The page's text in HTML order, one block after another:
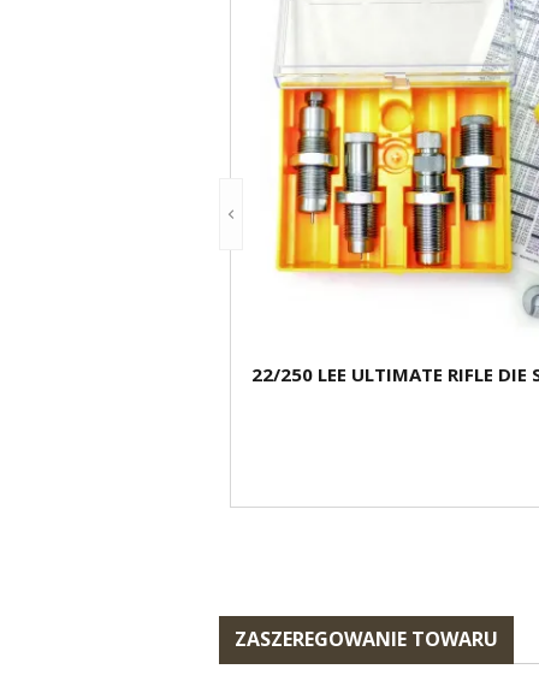
22/250 LEE ULTIMATE RIFLE DIE
ZASZEREGOWANIE TOWARU